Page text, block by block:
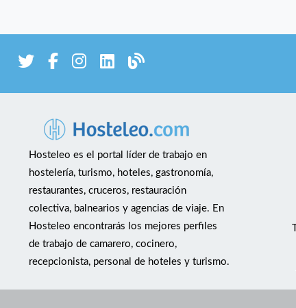
Hosteleo es el portal líder de trabajo en
hostelería, turismo, hoteles, gastronomía,
restaurantes, cruceros, restauración
colectiva, balnearios y agencias de viaje. En
Hosteleo encontrarás los mejores perfiles
de trabajo de camarero, cocinero,
recepcionista, personal de hoteles y turismo.